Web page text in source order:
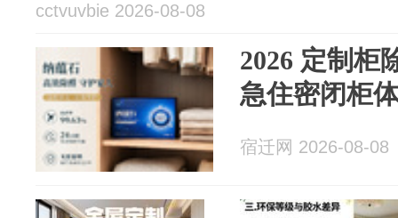
cctvuvbie 2026-08-08
2026 定制柜
急住密闭柜
宿迁网 2026-08-08